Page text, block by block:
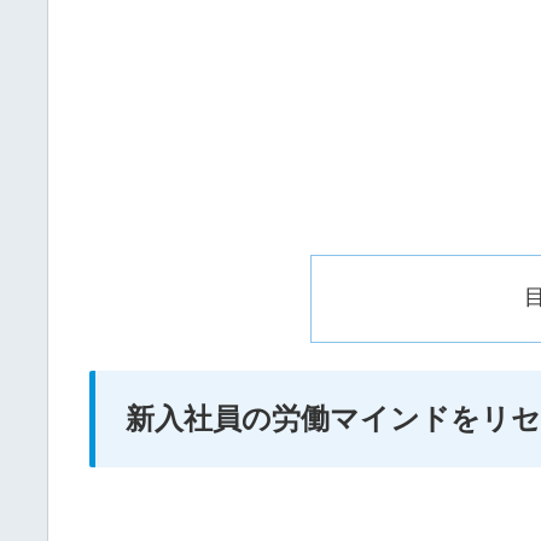
新入社員の労働マインドをリ